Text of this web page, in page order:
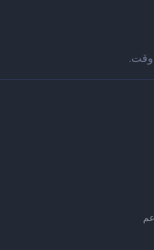
وقت.